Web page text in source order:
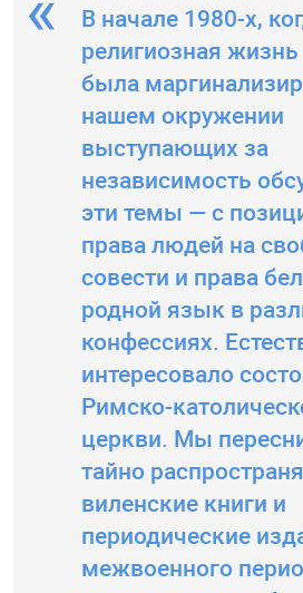
В начале 1980-х,
религиозная
была
нашем окружении
выступающих за
независимость
эти темы — с
права людей на
совести и права
родной язык в
конфессиях.
интересовало
Римско-
церкви. Мы
тайно
виленские книги и
периодические
межвоенного